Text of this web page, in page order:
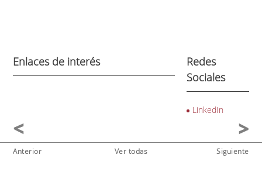
Enlaces de interés
Redes
Sociales
LinkedIn
Anterior Ver todas Siguiente